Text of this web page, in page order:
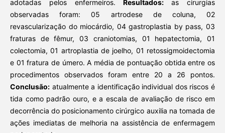
adotadas pelos enfermeiros.Resultados:as cirurgias
observadas foram: 05 artrodese de coluna, 02
revascularização do miocárdio, 04 gastroplastia by pass, 03
fraturas de fêmur, 03 craniotomias, 01 hepatectomia, 01
colectomia, 01 artroplastia de joelho, 01 retossigmoidectomia
e 01 fratura de úmero. A média de pontuação obtida entre os
procedimentos observados foram entre 20 a 26 pontos.
Conclusão:atualmente a identificação individual dos riscos é
tida como padrão ouro, e a escala de avaliação de risco em
decorrência do posicionamento cirúrgico auxilia na tomada de
ações imediatas de melhoria na assistência de enfermagem